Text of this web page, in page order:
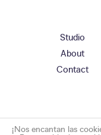
Studio
About
Contact
¡Nos encantan las